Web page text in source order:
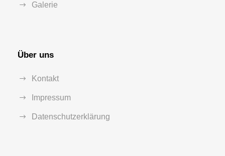
Galerie
Über uns
Kontakt
Impressum
Datenschutzerklärung